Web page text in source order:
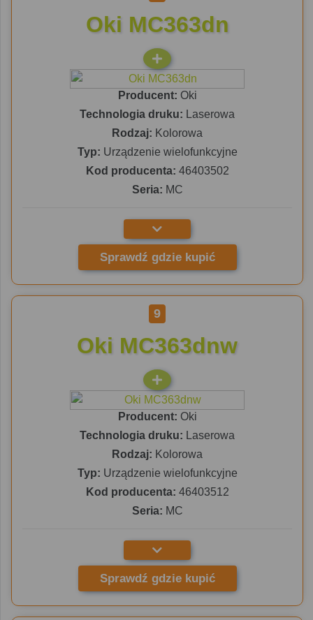
Oki MC363dn
Producent: Oki
Technologia druku: Laserowa
Rodzaj: Kolorowa
Typ: Urządzenie wielofunkcyjne
Kod producenta: 46403502
Seria: MC
Sprawdź gdzie kupić
9
Oki MC363dnw
Producent: Oki
Technologia druku: Laserowa
Rodzaj: Kolorowa
Typ: Urządzenie wielofunkcyjne
Kod producenta: 46403512
Seria: MC
Sprawdź gdzie kupić